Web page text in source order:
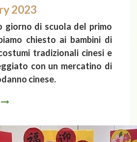
2023
giorno di scuola del primo
chiesto ai bambini di
tradizionali cinesi e
con un mercatino di
cinese.